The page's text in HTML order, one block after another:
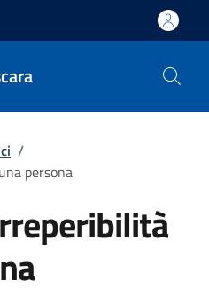
/
persona